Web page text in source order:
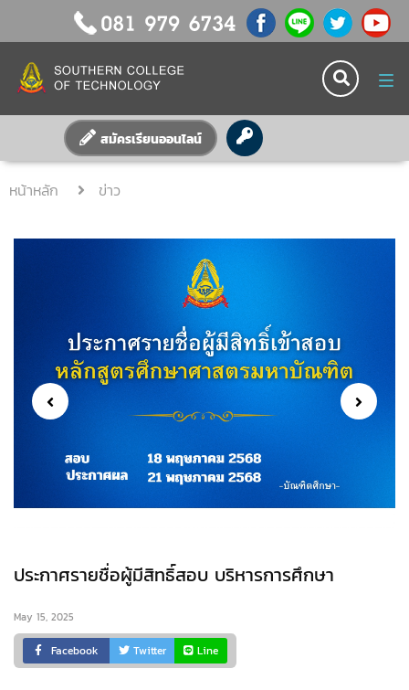
สมัครเรียนออนไลน์
หน้าหลัก ข่าว
ประกาศรายชื่อผู้มีสิทธิ์สอบ บริหารการศึกษา
May 15, 2025
Facebook Twitter Line